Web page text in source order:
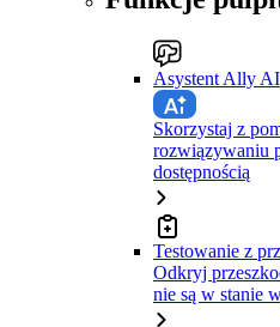
Asystent Ally AI
Skorzystaj z
rozwiązywaniu
dostępnością
Testowanie z
Odkryj
nie są w stanie